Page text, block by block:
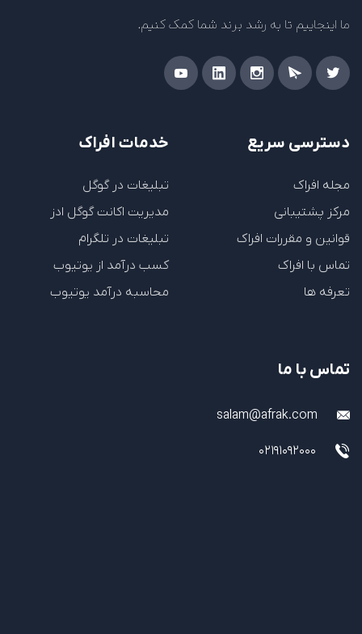
ما اینجاییم تا به رشد برند شما کمک کنیم.
دسترسی سریع
مجله افراک
مرکز پشتیبانی
قوانین و مقررات افراک
تماس با افراک
تعرفه ها
خدمات افراک
تبلیغات در گوگل
مدیریت اکانت گوگل ادز
تبلیغات در تلگرام
کسب درآمد از یوتیوب
محاسبه درآمد یوتیوب
تماس با ما
salam@afrak.com
02191092000